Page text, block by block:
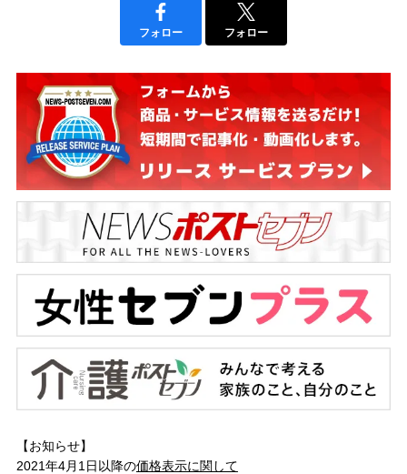
フォロー フォロー
【お知らせ】
2021年4月1日以降の価格表示に関して